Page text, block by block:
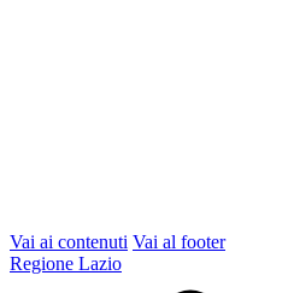
Vai ai contenuti Vai al footer
Regione Lazio